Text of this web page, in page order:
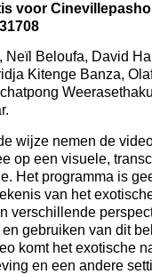
voor
Neïl Beloufa, David
Kitenge Banza,
wijze nemen de
op een visuele,
Het programma is
van het
verschillende
gebruiken van dit
komt het exotische
en een andere